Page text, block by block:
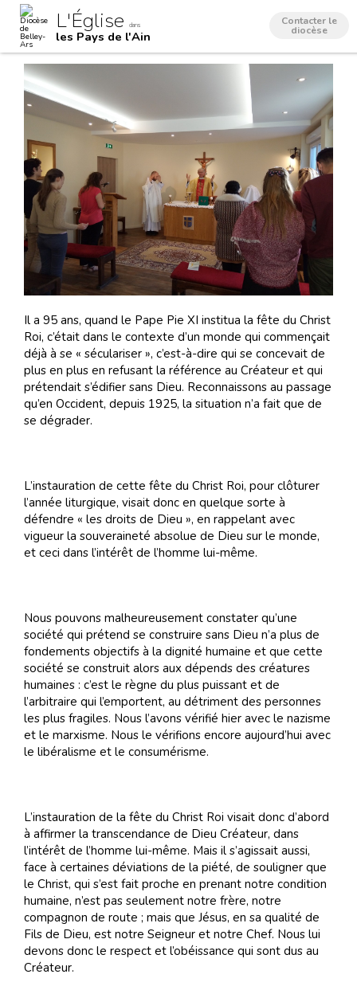
contenu.
Outils
personnels
L'Église dans
les Pays de l'Ain
Contacter le
diocèse
Il a 95 ans, quand le Pape Pie XI institua la fête du Christ
Roi, c’était dans le contexte d’un monde qui commençait
déjà à se « séculariser », c’est-à-dire qui se concevait de
plus en plus en refusant la référence au Créateur et qui
prétendait s’édifier sans Dieu. Reconnaissons au passage
qu’en Occident, depuis 1925, la situation n’a fait que de
se dégrader.
L’instauration de cette fête du Christ Roi, pour clôturer
l’année liturgique, visait donc en quelque sorte à
défendre « les droits de Dieu », en rappelant avec
vigueur la souveraineté absolue de Dieu sur le monde,
et ceci dans l’intérêt de l’homme lui-même.
Nous pouvons malheureusement constater qu’une
société qui prétend se construire sans Dieu n’a plus de
fondements objectifs à la dignité humaine et que cette
société se construit alors aux dépends des créatures
humaines : c’est le règne du plus puissant et de
l’arbitraire qui l’emportent, au détriment des personnes
les plus fragiles. Nous l’avons vérifié hier avec le nazisme
et le marxisme. Nous le vérifions encore aujourd’hui avec
le libéralisme et le consumérisme.
L’instauration de la fête du Christ Roi visait donc d’abord
à affirmer la transcendance de Dieu Créateur, dans
l’intérêt de l’homme lui-même. Mais il s’agissait aussi,
face à certaines déviations de la piété, de souligner que
le Christ, qui s’est fait proche en prenant notre condition
humaine, n’est pas seulement notre frère, notre
compagnon de route ; mais que Jésus, en sa qualité de
Fils de Dieu, est notre Seigneur et notre Chef. Nous lui
devons donc le respect et l’obéissance qui sont dus au
Créateur.